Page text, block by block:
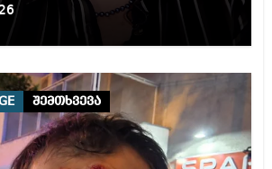
შემთხვევა